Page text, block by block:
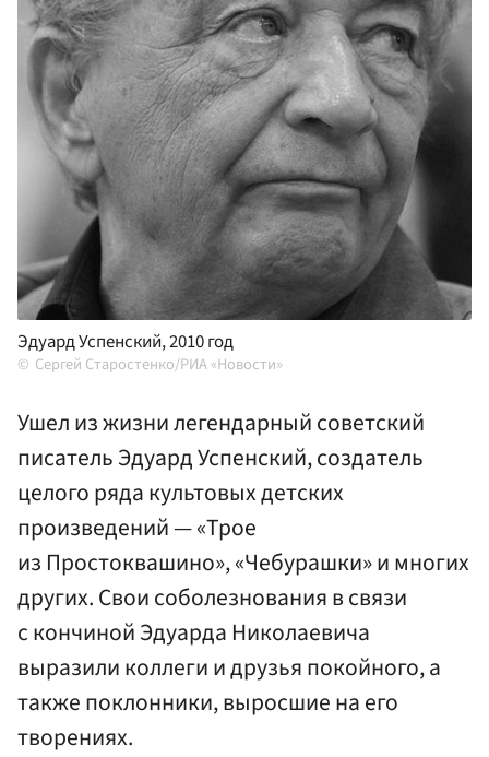
Эдуард Успенский, 2010 год
Сергей Старостенко/РИА «Новости»
Ушел из жизни легендарный советский
писатель Эдуард Успенский, создатель
целого ряда культовых детских
произведений — «Трое
из Простоквашино», «Чебурашки» и многих
других. Свои соболезнования в связи
с кончиной Эдуарда Николаевича
выразили коллеги и друзья покойного, а
также поклонники, выросшие на его
творениях.